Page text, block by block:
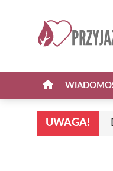
UWAGA!